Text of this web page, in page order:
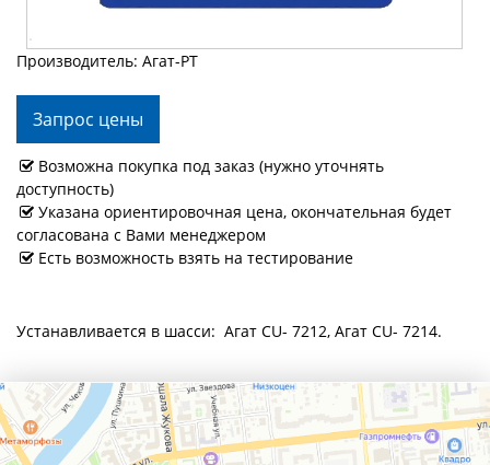
Производитель: Агат-РТ
Запрос цены
Возможна покупка под заказ (нужно уточнять
доступность)
Указана ориентировочная цена, окончательная будет
согласована с Вами менеджером
Есть возможность взять на тестирование
Устанавливается в шасси: Агат CU- 7212, Агат CU- 7214.